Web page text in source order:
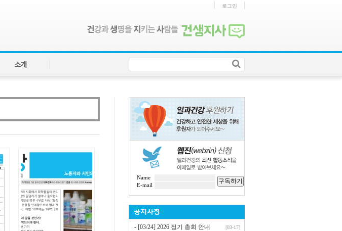
로그인
소개
Name 구독하기
E-mail
- [03/24] 2026 정기 총회 안내 [03-17]